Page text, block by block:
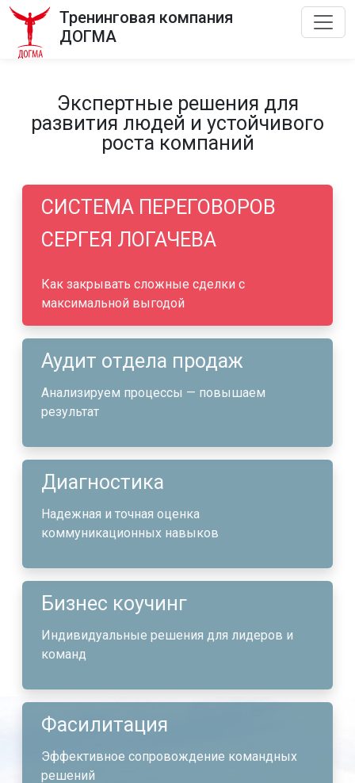
Тренинговая компания
ДОГМА
Экспертные решения для
развития людей и устойчивого
роста компаний
СИСТЕМА ПЕРЕГОВОРОВ
СЕРГЕЯ ЛОГАЧЕВА
Как закрывать сложные сделки с
максимальной выгодой
Аудит отдела продаж
Анализируем процессы — повышаем
результат
Диагностика
Надежная и точная оценка
коммуникационных навыков
Бизнес коучинг
Индивидуальные решения для лидеров и
команд
Фасилитация
Эффективное сопровождение командных
решений